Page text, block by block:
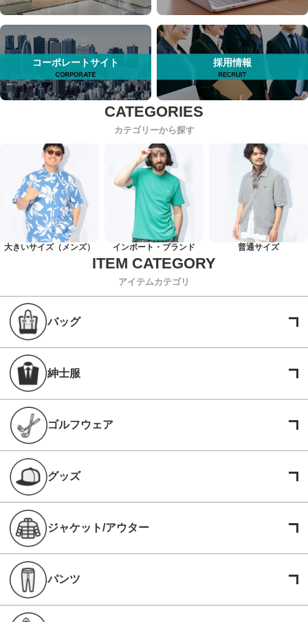
コーポレートサイト 採用情報
カテゴリーから探す
大きいサイズ（メンズ） インポート・ブランド 普通サイズ
アイテムカテゴリ
バッグ
紳士服
ゴルフウェア
グッズ
ジャケット/アウター
パンツ